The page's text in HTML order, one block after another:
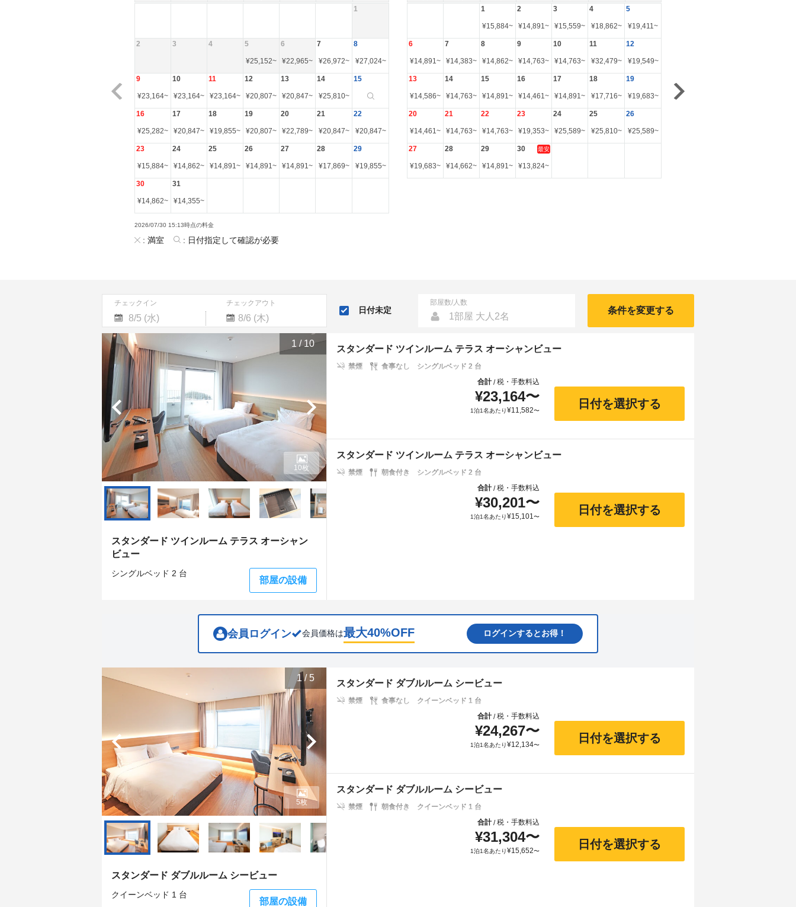
1
2 3 4 5
¥25,152~
6
¥22,965~
7
¥26,972~
8
¥27,024~
9
¥23,164~
10
¥23,164~
11
¥23,164~
12
¥20,807~
13
¥20,847~
14
¥25,810~
15
16
¥25,282~
17
¥20,847~
18
¥19,855~
19
¥20,807~
20
¥22,789~
21
¥20,847~
22
¥20,847~
23
¥15,884~
24
¥14,862~
25
¥14,891~
26
¥14,891~
27
¥14,891~
28
¥17,869~
29
¥19,855~
30
¥14,862~
31
¥14,355~
1
¥15,884~
2
¥14,891~
3
¥15,559~
4
¥18,862~
5
¥19,411~
6
¥14,891~
7
¥14,383~
8
¥14,862~
9
¥14,763~
10
¥14,763~
11
¥32,479~
12
¥19,549~
13
¥14,586~
14
¥14,763~
15
¥14,891~
16
¥14,461~
17
¥14,891~
18
¥17,716~
19
¥19,683~
20
¥14,461~
21
¥14,763~
22
¥14,763~
23
¥19,353~
24
¥25,589~
25
¥25,810~
26
¥25,589~
27
¥19,683~
28
¥14,662~
29
¥14,891~
30 最安
¥13,824~
2026/07/30 15:13時点の料金
: 満室 : 日付指定して確認が必要
チェックイン チェックアウト
Navigate
forward
to
interact
with
the
calendar
and
select
a
date.
Press
the
question
mark
key
to
get
the
shortcuts
for
dates.
Navigate
backward
interact
the
calendar
and
select
date.
Press
the
question
mark
key
to
get
shortcuts
日付未定
部屋数/人数
1部屋 大人2名
条件を変更する
1 /10
スタンダード ツインルーム テラス オーシャン
ビュー
シングルベッド 2 台
部屋の設備
10枚
スタンダード ツインルーム テラス オーシャンビュー
禁煙 食事なし
シングルベッド 2 台
合計/税・手数料込
¥23,164〜
1泊1名あたり¥11,582〜
日付を選択する
スタンダード ツインルーム テラス オーシャンビュー
禁煙 朝食付き
シングルベッド 2 台
合計/税・手数料込
¥30,201〜
1泊1名あたり¥15,101〜
日付を選択する
会員ログイン 会員価格は最大40%OFF ログインするとお得！
1/ 5
スタンダード ダブルルーム シービュー
クイーンベッド 1 台
部屋の設備
5枚
スタンダード ダブルルーム シービュー
禁煙 食事なし
クイーンベッド 1 台
合計/税・手数料込
¥24,267〜
1泊1名あたり¥12,134〜
日付を選択する
スタンダード ダブルルーム シービュー
禁煙 朝食付き
クイーンベッド 1 台
合計/税・手数料込
¥31,304〜
1泊1名あたり¥15,652〜
日付を選択する